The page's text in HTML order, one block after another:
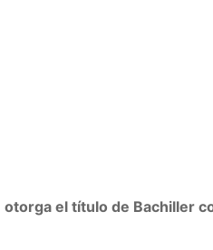
otorga el título de Bachiller